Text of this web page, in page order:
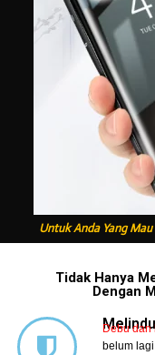
Untuk Anda Yang
Tidak Hanya
Dengan
Debu dan
belum